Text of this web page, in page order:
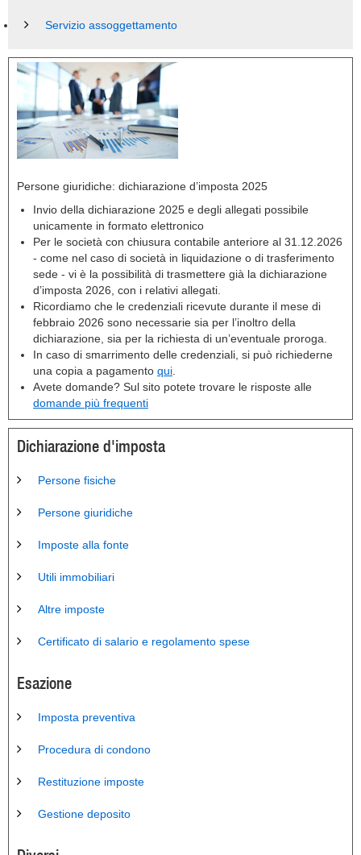
Servizio assoggettamento
Persone giuridiche: dichiarazione d’imposta 2025
Invio della dichiarazione 2025 e degli allegati possibile
unicamente in formato elettronico
Per le società con chiusura contabile anteriore al 31.12.2026
- come nel caso di società in liquidazione o di trasferimento
sede - vi è la possibilità di trasmettere già la dichiarazione
d’imposta 2026, con i relativi allegati.
Ricordiamo che le credenziali ricevute durante il mese di
febbraio 2026 sono necessarie sia per l’inoltro della
dichiarazione, sia per la richiesta di un’eventuale proroga.
In caso di smarrimento delle credenziali, si può richiederne
una copia a pagamento qui
Avete domande? Sul sito potete trovare le risposte alle
domande più frequenti
Dichiarazione d'imposta
Persone fisiche
Persone giuridiche
Imposte alla fonte
Utili immobiliari
Altre imposte
Certificato di salario e regolamento spese
Esazione
Imposta preventiva
Procedura di condono
Restituzione imposte
Gestione deposito